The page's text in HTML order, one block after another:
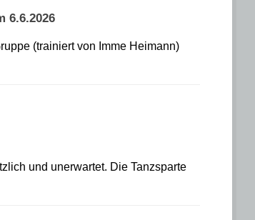
6.6.2026
(trainiert von Imme Heimann)
und unerwartet. Die Tanzsparte